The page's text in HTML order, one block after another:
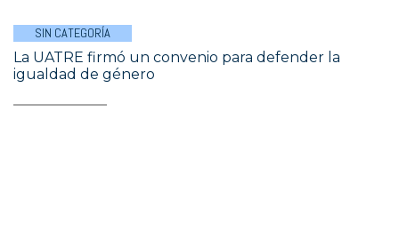
SIN CATEGORÍA
La UATRE firmó un convenio para defender la
igualdad de género